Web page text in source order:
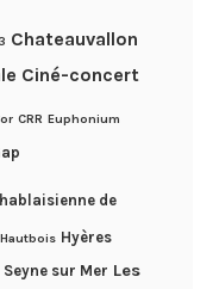
Chateauvallon
Ciné-concert
CRR Euphonium
de
Hautbois Hyères
Seyne sur Mer Les